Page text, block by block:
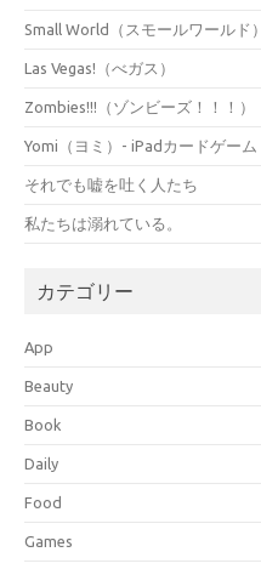
Small World（スモールワールド）
Las Vegas!（べガス）
Zombies!!!（ゾンビーズ！！！）
Yomi（ヨミ）- iPadカードゲー
それでも嘘を吐く人たち
私たちは溺れている。
カテゴリー
App
Beauty
Book
Daily
Food
Games